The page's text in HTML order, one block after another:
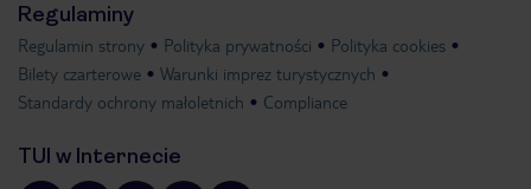
Regulaminy
Regulamin strony Polityka prywatności
Polityka cookies
Bilety czarterowe
Warunki imprez turystycznych
Standardy ochrony małoletnich
Compliance
TUI w Internecie